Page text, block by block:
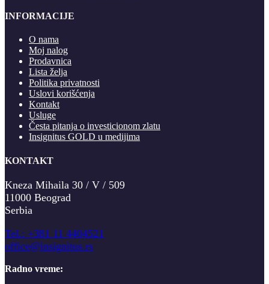
INFORMACIJE
O nama
Moj nalog
Prodavnica
Lista želja
Politika privatnosti
Uslovi korišćenja
Kontakt
Usluge
Česta pitanja o investicionom zlatu
Insignitus GOLD u medijima
KONTAKT
Kneza Mihaila 30 / V / 509
11000 Beograd
Serbia
Tel.: +381 11 4404521
office@insignitus.rs
Radno vreme: